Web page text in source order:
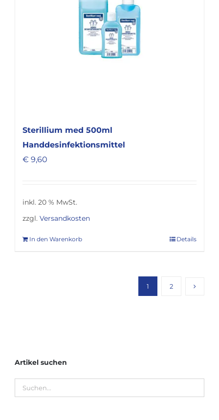
Sterillium med 500ml
Handdesinfektionsmittel
€ 9,60
inkl. 20 % MwSt.
zzgl. Versandkosten
In den Warenkorb Details
1 2
Artikel suchen